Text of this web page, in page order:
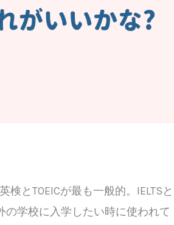
とTOEICが最も一般的。IELTSと
の学校に入学したい時に使われて